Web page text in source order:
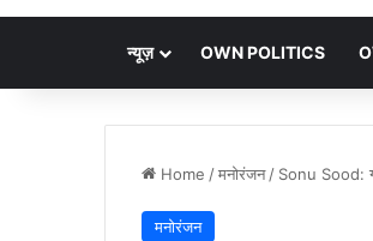
न्यूज़ OWN POLITICS
Home /मनोरंजन / Sonu Sood:
मनोरंजन